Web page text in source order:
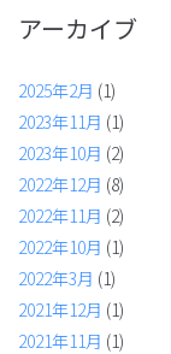
アーカイブ
2025年2月 (1)
2023年11月 (1)
2023年10月 (2)
2022年12月 (8)
2022年11月 (2)
2022年10月 (1)
2022年3月 (1)
2021年12月 (1)
2021年11月 (1)